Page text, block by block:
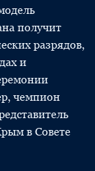
получит
разрядов,
и
чемпион
в Совете